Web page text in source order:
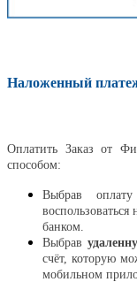
Наложенный
Оплатить Заказ от
способом:
Выбрав
банком.
Выбрав
счёт, которую
мобильном